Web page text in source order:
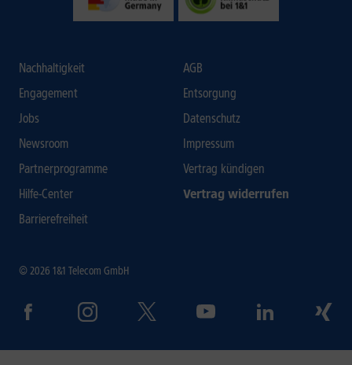
Nachhaltigkeit
Engagement
Jobs
Newsroom
Partnerprogramme
Hilfe-Center
Barrierefreiheit
AGB
Entsorgung
Datenschutz
Impressum
Vertrag kündigen
Vertrag widerrufen
© 2026 1&1 Telecom GmbH